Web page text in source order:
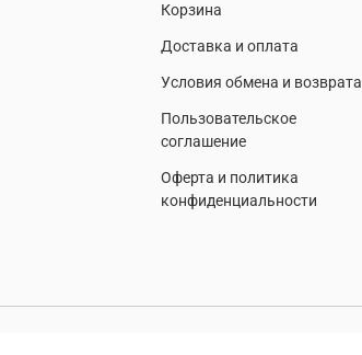
Корзина
Доставка и оплата
Условия обмена и возврата
Пользовательское
соглашение
Оферта и политика
конфиденциальности